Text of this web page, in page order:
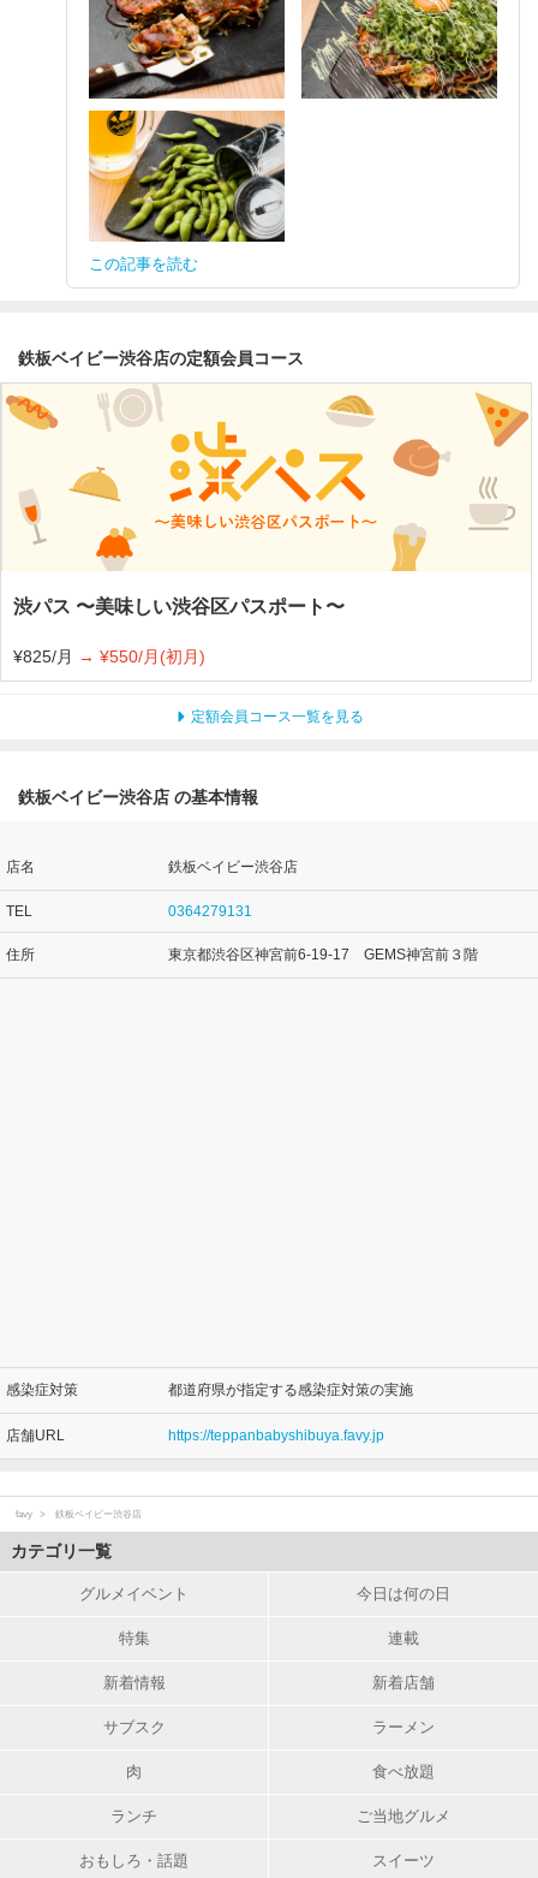
この記事を読む
鉄板ベイビー渋谷店の定額会員コース
渋パス 〜美味しい渋谷区パスポート〜
¥825/月 → ¥550/月(初月)
定額会員コース一覧を見る
鉄板ベイビー渋谷店 の基本情報
店名 鉄板ベイビー渋谷店
TEL 0364279131
住所 東京都渋谷区神宮前6-19-17 GEMS神宮前３階
感染症対策 都道府県が指定する感染症対策の実施
店舗URL https://teppanbabyshibuya.favy.jp
favy 鉄板ベイビー渋谷店
カテゴリ一覧
グルメイベント 今日は何の日
特集 連載
新着情報 新着店舗
サブスク ラーメン
肉 食べ放題
ランチ ご当地グルメ
おもしろ・話題 スイーツ